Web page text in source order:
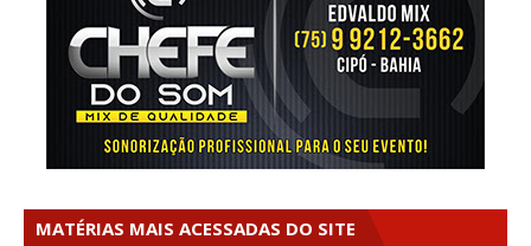
MATÉRIAS MAIS ACESSADAS DO SITE